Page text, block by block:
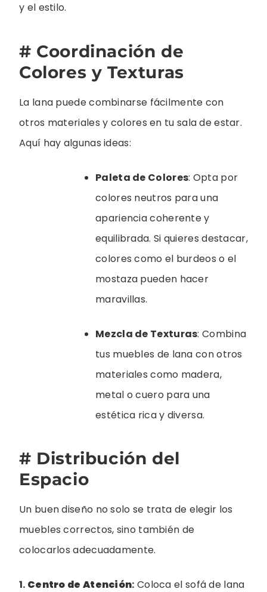
y el estilo.
# Coordinación de
Colores y Texturas
La lana puede combinarse fácilmente con
otros materiales y colores en tu sala de estar.
Aquí hay algunas ideas:
Paleta de Colores: Opta por
colores neutros para una
apariencia coherente y
equilibrada. Si quieres destacar,
colores como el burdeos o el
mostaza pueden hacer
maravillas.
Mezcla de Texturas: Combina
tus muebles de lana con otros
materiales como madera,
metal o cuero para una
estética rica y diversa.
# Distribución del
Espacio
Un buen diseño no solo se trata de elegir los
muebles correctos, sino también de
colocarlos adecuadamente.
1. Centro de Atención: Coloca el sofá de lana